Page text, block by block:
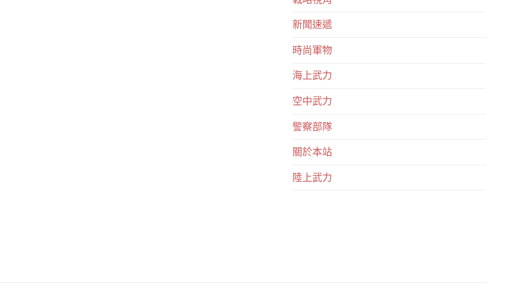
新聞速遞
時尚軍物
海上武力
空中武力
警察部隊
關於本站
陸上武力